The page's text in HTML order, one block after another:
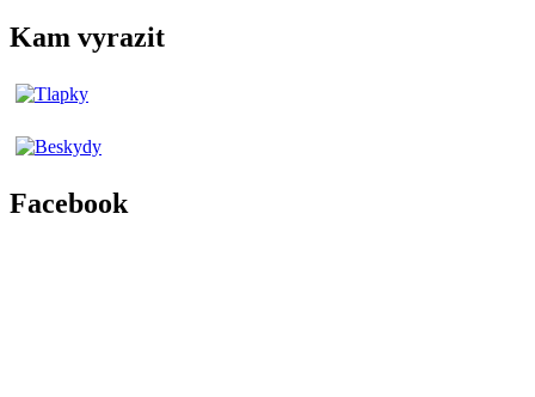
Kam vyrazit
Facebook